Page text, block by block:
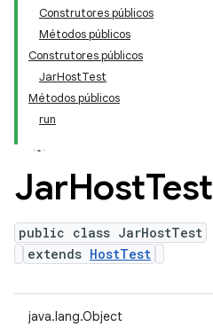
Construtores públicos
Métodos públicos
Construtores públicos
JarHostTest
Métodos públicos
run
JarHostTest
public class JarHostTest
extends HostTest
java.lang.Object